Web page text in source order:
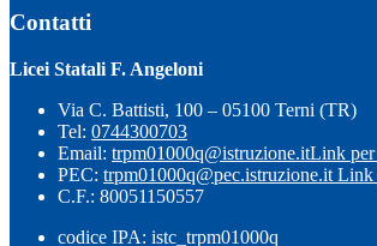
Contatti
Licei Statali F. Angeloni
Via C. Battisti, 100 – 05100 Terni (TR)
Tel: 0744300703
Email: trpm01000q@istruzione.itLink per
PEC: trpm01000q@pec.istruzione.it Link
C.F.: 80051150557
codice IPA: istc_trpm01000q